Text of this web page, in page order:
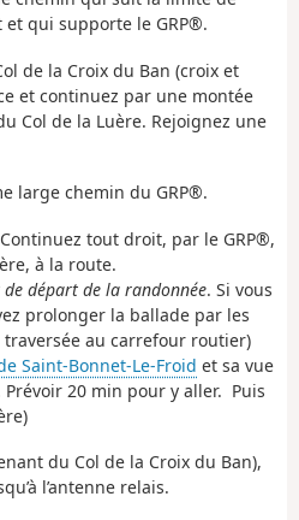
qui supporte le GRP®.
de la Croix du Ban (croix et
et continuez par une montée
Col de la Luère. Rejoignez une
large chemin du GRP®.
tout droit, par le GRP®,
à la route.
départ de la randonnée. Si vous
prolonger la ballade par les
au carrefour routier)
Saint-Bonnet-Le-Froid et sa vue
20 min pour y aller. Puis
du Col de la Croix du Ban),
l’antenne relais.